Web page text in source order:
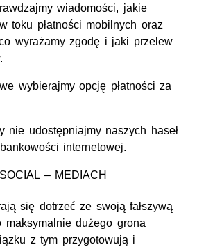
wiadomości, jakie
toku płatności mobilnych oraz
wyrażamy zgodę i jaki przelew
wybierajmy opcję płatności za
nie udostępniajmy naszych haseł
internetowej.
– MEDIACH
się dotrzeć ze swoją fałszywą
maksymalnie dużego grona
z tym przygotowują i